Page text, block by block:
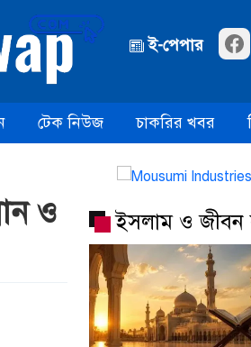
ই-পেপার
টেক নিউজ চাকরির খবর
ও
ইসলাম ও জীবন